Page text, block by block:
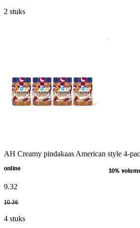
2 stuks
AH Creamy pindakaas American style 4-
online 10%
9.32
10.36
4 stuks